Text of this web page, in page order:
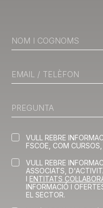
VULL REBRE
FSCOE, COM
VULL REBRE
ASSOCIATS,
I ENTITATS
INFORMACIÓ I
EL SECTOR.